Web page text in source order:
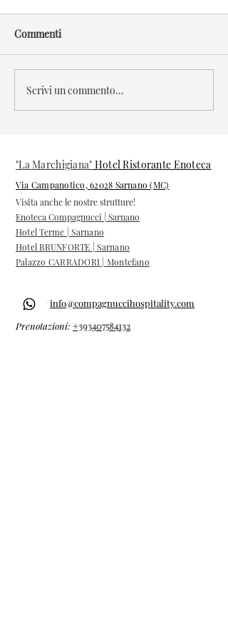
Feste di Primavera alla
Marchigiana – Sarnano
Commenti
Scrivi un commento...
"La Marchigiana" Hotel Ristorante Enoteca
Via Campanotico, 62028 Sarnano (MC)
Visita anche le nostre strutture!
Enoteca Compagnucci | Sarnano
Hotel Terme | Sarnano
Hotel BRUNFORTE | Sarnano
Palazzo CARRADORI | Montefano
E-mail: info@compagnuccihospitality.com
Prenotazioni: +393407584132